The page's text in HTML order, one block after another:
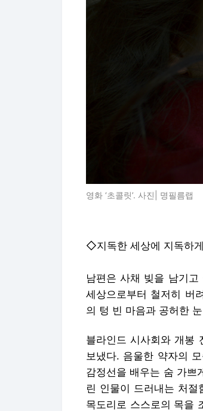
영화 ‘초콜릿’. 사진| 명필름랩
◇지독한 세상에 지독하
남편은 사채 빚을 남기고
세상으로부터 철저히 버
의 텅 빈 마음과 공허한
블라인드 시사회와 개봉
보냈다. 음울한 약자의
감정선을 배우는 숨 가쁘
린 인물이 드러내는 처절
목도리로 스스로의 목을